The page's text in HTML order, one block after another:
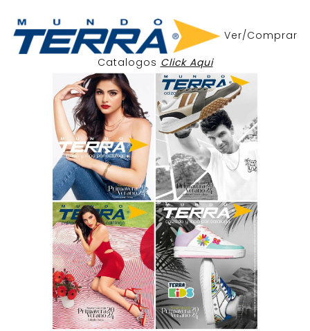
Ver/Comprar
Catalogos Click Aqui